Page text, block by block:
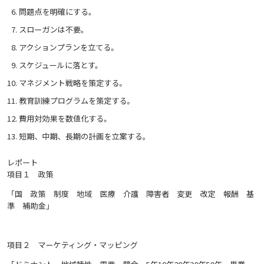
問題点を明確にする。
スローガンは不要。
アクションプランを立てる。
スケジュールに落とす。
マネジメント戦略を策定する。
教育訓練プログラムを策定する。
費用対効果を数値化する。
短期、中期、長期の計画を立案する。
レポート
項目１ 政策
「国 政策 制度 地域 医療 介護 障害者 変更 改定 報酬 基
準 補助金」
項目２ マーケティング・マッピング